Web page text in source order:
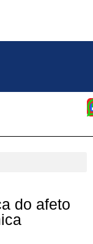
do afeto